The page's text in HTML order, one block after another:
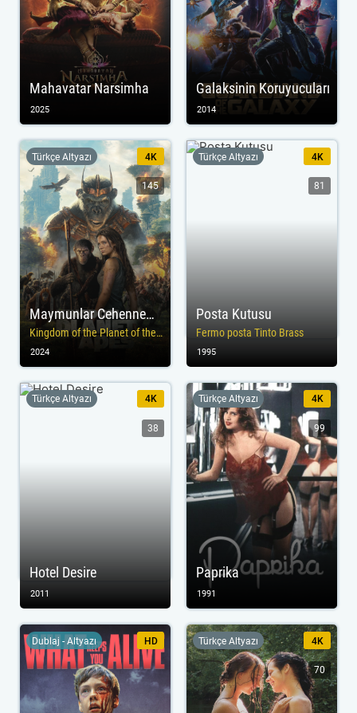
Mahavatar Narsimha
2025
Galaksinin Koruyucuları
2014
Maymunlar Cehennemi: Yeni Krallık
Kingdom of the Planet of the Apes
Türkçe Altyazı 4K
145
2024
Posta Kutusu
Fermo posta Tinto Brass
Türkçe Altyazı 4K
81
1995
Hotel Desire
Türkçe Altyazı 4K
38
2011
Paprika
Türkçe Altyazı 4K
99
1991
Dublaj - Altyazı HD Türkçe Altyazı 4K
70